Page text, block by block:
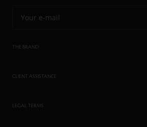
Your e-mail
THE BRAND
CLIENT ASSISTANCE
LEGAL TERMS